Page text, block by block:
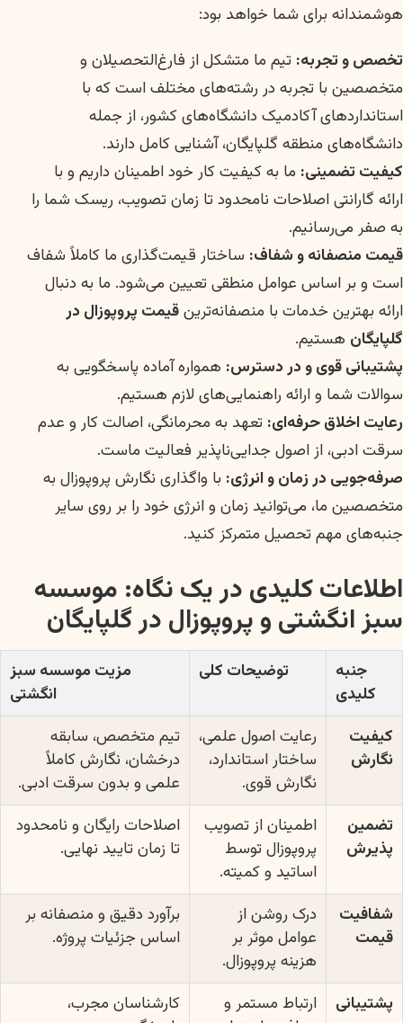
هوشمندانه برای شما خواهد بود:
تخصص و تجربه: تیم ما متشکل از فارغ‌التحصیلان و
متخصصین با تجربه در رشته‌های مختلف است که با
استانداردهای آکادمیک دانشگاه‌های کشور، از جمله
دانشگاه‌های منطقه گلپایگان، آشنایی کامل دارند.
کیفیت تضمینی: ما به کیفیت کار خود اطمینان داریم و با
ارائه گارانتی اصلاحات نامحدود تا زمان تصویب، ریسک شما را
به صفر می‌رسانیم.
قیمت منصفانه و شفاف: ساختار قیمت‌گذاری ما کاملاً شفاف
است و بر اساس عوامل منطقی تعیین می‌شود. ما به دنبال
ارائه بهترین خدمات با منصفانه‌ترینقیمت پروپوزال در
گلپایگان هستیم.
پشتیبانی قوی و در دسترس: همواره آماده پاسخگویی به
سوالات شما و ارائه راهنمایی‌های لازم هستیم.
رعایت اخلاق حرفه‌ای: تعهد به محرمانگی، اصالت کار و عدم
سرقت ادبی، از اصول جدایی‌ناپذیر فعالیت ماست.
صرفه‌جویی در زمان و انرژی: با واگذاری نگارش پروپوزال به
متخصصین ما، می‌توانید زمان و انرژی خود را بر روی سایر
جنبه‌های مهم تحصیل متمرکز کنید.
اطلاعات کلیدی در یک نگاه: موسسه
سبز انگشتی و پروپوزال در گلپایگان
جنبه
کلیدی
توضیحات کلی
مزیت موسسه سبز
انگشتی
کیفیت
نگارش
رعایت اصول علمی،
ساختار استاندارد،
نگارش قوی.
تیم متخصص، سابقه
درخشان، نگارش کاملاً
علمی و بدون سرقت ادبی.
تضمین
پذیرش
اطمینان از تصویب
پروپوزال توسط
اساتید و کمیته.
اصلاحات رایگان و نامحدود
تا زمان تایید نهایی.
شفافیت
قیمت
درک روشن از
عوامل موثر بر
هزینه پروپوزال.
برآورد دقیق و منصفانه بر
اساس جزئیات پروژه.
پشتیبانی
ارتباط مستمر و
کارشناسان مجرب،